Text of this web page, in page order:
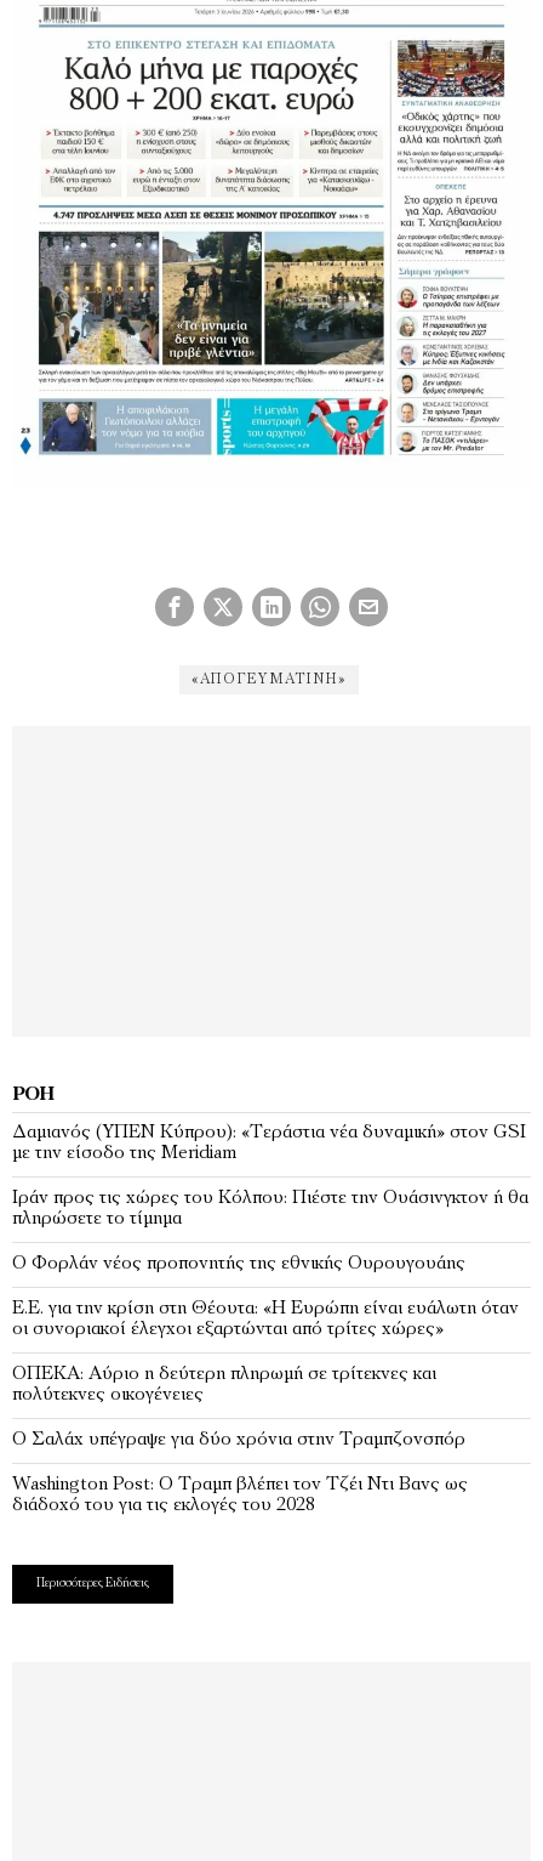
«ΑΠΟΓΕΥΜΑΤΙΝΉ»
ΡΟΉ
Δαμιανός (ΥΠΕΝ Κύπρου): «Τεράστια νέα δυναμική» στον GSI
με την είσοδο της Meridiam
Ιράν προς τις χώρες του Κόλπου: Πιέστε την Ουάσινγκτον ή θα
πληρώσετε το τίμημα
Ο Φορλάν νέος προπονητής της εθνικής Ουρουγουάης
Ε.Ε. για την κρίση στη Θέουτα: «Η Ευρώπη είναι ευάλωτη όταν
οι συνοριακοί έλεγχοι εξαρτώνται από τρίτες χώρες»
ΟΠΕΚΑ: Αύριο η δεύτερη πληρωμή σε τρίτεκνες και
πολύτεκνες οικογένειες
Ο Σαλάχ υπέγραψε για δύο χρόνια στην Τραμπζονσπόρ
Washington Post: Ο Τραμπ βλέπει τον Τζέι Ντι Βανς ως
διάδοχό του για τις εκλογές του 2028
Περισσότερες Ειδήσεις